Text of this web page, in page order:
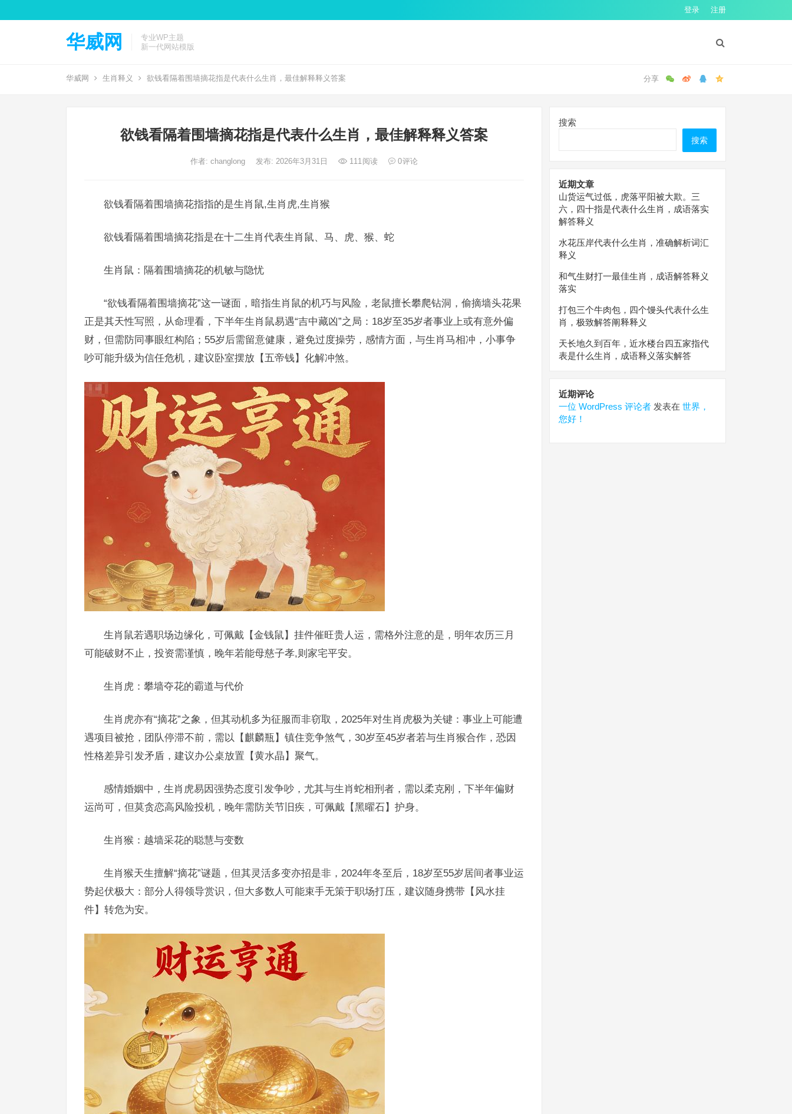
登录 注册
华威网
专业WP主题
新一代网站模版
华威网 生肖释义 欲钱看隔着围墙摘花指是代表什么生肖，最佳解释释义答案
欲钱看隔着围墙摘花指是代表什么生肖，最佳解释释义答案
作者: changlong 发布: 2026年3月31日 111阅读 0评论
欲钱看隔着围墙摘花指指的是生肖鼠,生肖虎,生肖猴
欲钱看隔着围墙摘花指是在十二生肖代表生肖鼠、马、虎、猴、蛇
生肖鼠：隔着围墙摘花的机敏与隐忧
“欲钱看隔着围墙摘花”这一谜面，暗指生肖鼠的机巧与风险，老鼠擅长攀爬钻洞，偷摘墙头花果
正是其天性写照，从命理看，下半年生肖鼠易遇“吉中藏凶”之局：18岁至35岁者事业上或有意外偏
财，但需防同事眼红构陷；55岁后需留意健康，避免过度操劳，感情方面，与生肖马相冲，小事争
吵可能升级为信任危机，建议卧室摆放【五帝钱】化解冲煞。
生肖鼠若遇职场边缘化，可佩戴【金钱鼠】挂件催旺贵人运，需格外注意的是，明年农历三月
可能破财不止，投资需谨慎，晚年若能母慈子孝,则家宅平安。
生肖虎：攀墙夺花的霸道与代价
生肖虎亦有“摘花”之象，但其动机多为征服而非窃取，2025年对生肖虎极为关键：事业上可能遭
遇项目被抢，团队停滞不前，需以【麒麟瓶】镇住竞争煞气，30岁至45岁者若与生肖猴合作，恐因
性格差异引发矛盾，建议办公桌放置【黄水晶】聚气。
感情婚姻中，生肖虎易因强势态度引发争吵，尤其与生肖蛇相刑者，需以柔克刚，下半年偏财
运尚可，但莫贪恋高风险投机，晚年需防关节旧疾，可佩戴【黑曜石】护身。
生肖猴：越墙采花的聪慧与变数
生肖猴天生擅解“摘花”谜题，但其灵活多变亦招是非，2024年冬至后，18岁至55岁居间者事业运
势起伏极大：部分人得领导赏识，但大多数人可能束手无策于职场打压，建议随身携带【风水挂
件】转危为安。
搜索
搜索
近期文章
山货运气过低，虎落平阳被大欺。三
六，四十指是代表什么生肖，成语落实
解答释义
水花压岸代表什么生肖，准确解析词汇
释义
和气生财打一最佳生肖，成语解答释义
落实
打包三个牛肉包，四个馒头代表什么生
肖，极致解答阐释释义
天长地久到百年，近水楼台四五家指代
表是什么生肖，成语释义落实解答
近期评论
一位 WordPress 评论者 发表在 世界，
您好！